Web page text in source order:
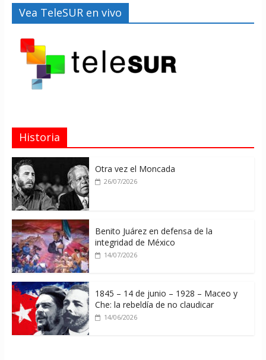
Vea TeleSUR en vivo
Historia
Otra vez el Moncada
26/07/2026
Benito Juárez en defensa de la
integridad de México
14/07/2026
1845 – 14 de junio – 1928 – Maceo y
Che: la rebeldía de no claudicar
14/06/2026